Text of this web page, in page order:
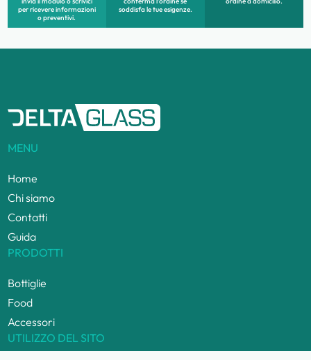
per ricevere informazioni
o preventivi.
soddisfa le tue esigenze.
MENU
Home
Chi siamo
Contatti
Guida
PRODOTTI
Bottiglie
Food
Accessori
UTILIZZO DEL SITO